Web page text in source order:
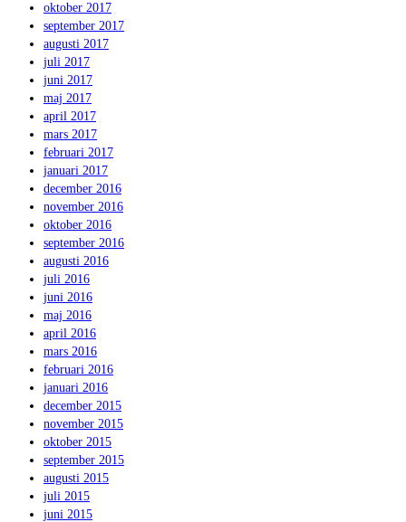
oktober 2017
september 2017
augusti 2017
juli 2017
juni 2017
maj 2017
april 2017
mars 2017
februari 2017
januari 2017
december 2016
november 2016
oktober 2016
september 2016
augusti 2016
juli 2016
juni 2016
maj 2016
april 2016
mars 2016
februari 2016
januari 2016
december 2015
november 2015
oktober 2015
september 2015
augusti 2015
juli 2015
juni 2015